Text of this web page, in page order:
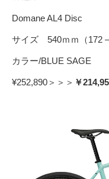
Domane AL4 Disc
サイズ 540ｍｍ（172 –
カラー/BLUE SAGE
¥252,890＞＞＞ ￥